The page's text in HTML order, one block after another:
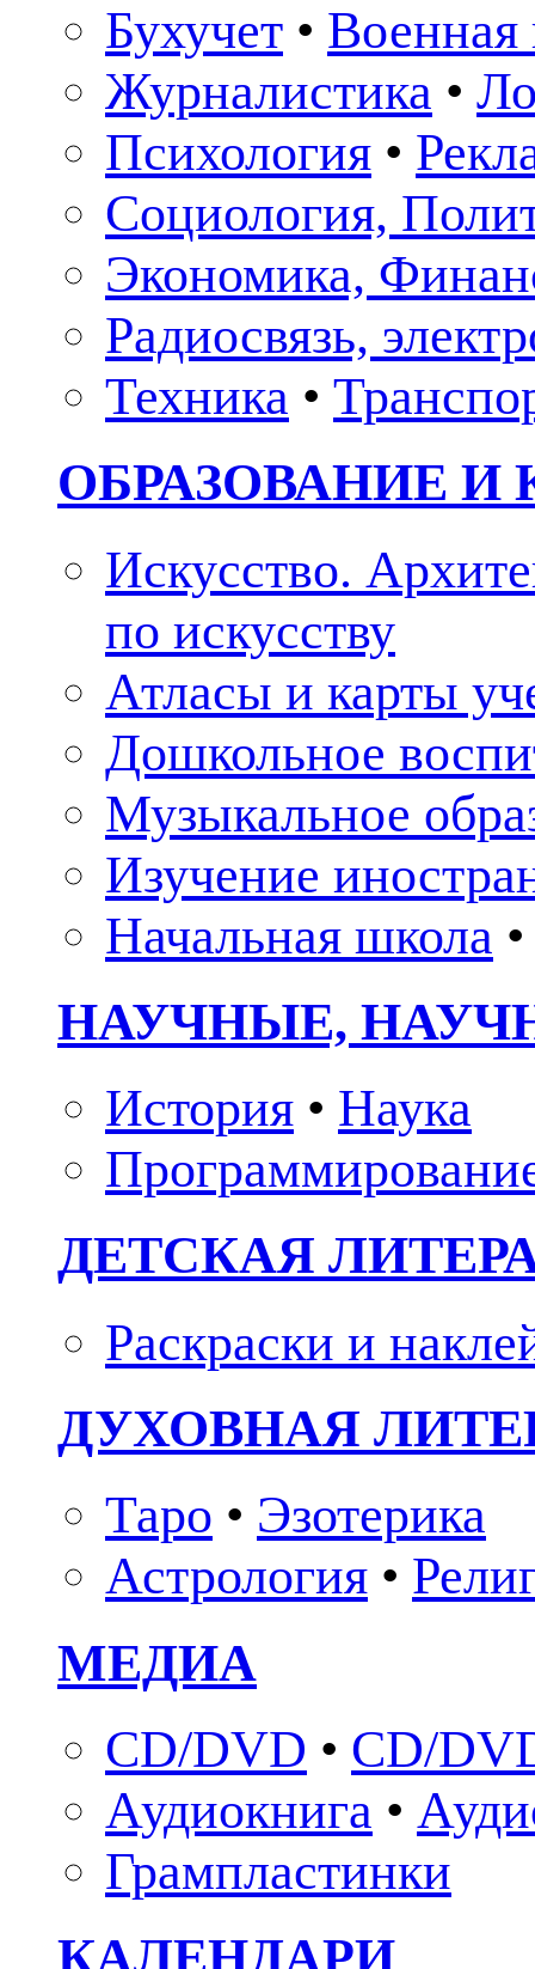
Бухучет • Военная
Журналистика •
Психология •
Социология,
Экономика,
Радиосвязь,
Техника •
ОБРАЗОВАНИЕ И
Искусство.
по искусству
Атласы и карты
Дошкольное
Музыкальное
Изучение
Начальная школа •
НАУЧНЫЕ,
История • Наука
ДЕТСКАЯ
Раскраски и
ДУХОВНАЯ
Таро • Эзотерика
Астрология •
МЕДИА
CD/DVD • CD/
Аудиокнига •
Грампластинки